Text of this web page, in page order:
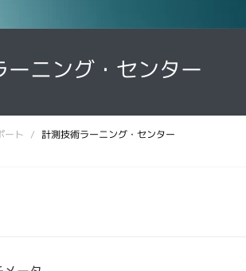
ーニング・センター
ート 計測技術ラーニング・センター